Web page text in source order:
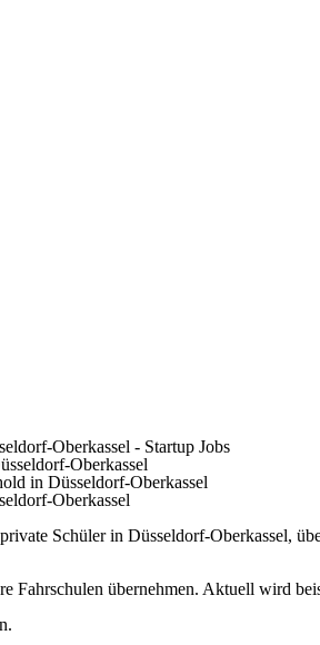
Oberkassel - Startup Jobs
in Düsseldorf-Oberkassel
Oberkassel
Schüler in Düsseldorf-Oberkassel,
übernehmen. Aktuell wird